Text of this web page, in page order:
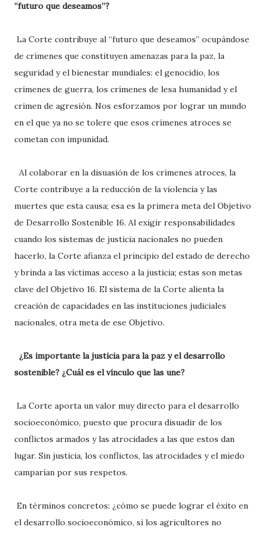
“futuro que deseamos”?
La Corte contribuye al “futuro que deseamos” ocupándose
de crímenes que constituyen amenazas para la paz, la
seguridad y el bienestar mundiales: el genocidio, los
crímenes de guerra, los crímenes de lesa humanidad y el
crimen de agresión. Nos esforzamos por lograr un mundo
en el que ya no se tolere que esos crímenes atroces se
cometan con impunidad.
Al colaborar en la disuasión de los crímenes atroces, la
Corte contribuye a la reducción de la violencia y las
muertes que esta causa; esa es la primera meta del Objetivo
de Desarrollo Sostenible 16. Al exigir responsabilidades
cuando los sistemas de justicia nacionales no pueden
hacerlo, la Corte afianza el principio del estado de derecho
y brinda a las víctimas acceso a la justicia; estas son metas
clave del Objetivo 16. El sistema de la Corte alienta la
creación de capacidades en las instituciones judiciales
nacionales, otra meta de ese Objetivo.
¿Es importante la justicia para la paz y el desarrollo
sostenible? ¿Cuál es el vínculo que las une?
La Corte aporta un valor muy directo para el desarrollo
socioeconómico, puesto que procura disuadir de los
conflictos armados y las atrocidades a las que estos dan
lugar. Sin justicia, los conflictos, las atrocidades y el miedo
camparían por sus respetos.
En términos concretos: ¿cómo se puede lograr el éxito en
el desarrollo socioeconómico, si los agricultores no